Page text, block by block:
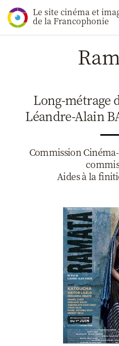
Le site cinéma et
de la Francophonie
Long-métrage
Léandre-Alain
Commission
Aides à la